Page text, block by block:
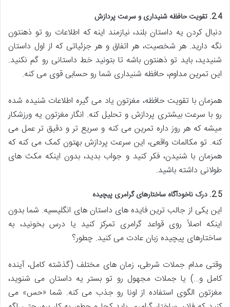
2.4. تقویت حافظه شنیداری و سرعت پردازش
دنبال کردن یه داستان بلند، نیازمند اینه که اطلاعات رو تو ذهنتون
نگه دارید. هر شخصیت، هر اتفاق و هر جزئیاتی که از اول داستان
شنیدید، باید تو ذهنتون باشه تا بتونید خط داستانی رو گم نکنید.
این تمرین مداوم، حافظه شنیداری شما رو حسابی قوی می کنه.
همزمان با تقویت حافظه، مغزتون یاد می گیره اطلاعات شنیده شده
رو با سرعت بیشتری پردازش و تحلیل کنه. انگار مغزتون یه ورزشکار
میشه که هر روز داره تمرین می کنه و سریع تر و دقیق تر عمل می
کنه. تو مکالمات واقعی، این سرعت پردازش بهتون کمک می کنه که
همزمان با شنیدن، فکر کنید و جواب بدید، بدون اینکه مکث های
طولانی داشته باشید.
2.5. درک ناخودآگاه ساختارهای گرامری پیچیده
این یکی از جالب ترین فایده های داستان های انگلیسیه. شما بدون
اینکه اصلاً روی قواعد گرامری تمرکز کنید یا درس بخونید، به
ساختارهای پیچیده زبان عادت می کنید. چطور؟
وقتی مدام جملات شرطی، زمان های مختلف (گذشته کامل، آینده
کامل و…) یا جملات مجهول رو تو بستر یه داستان می شنوید،
مغزتون الگوی استفاده از اونا رو جذب می کنه. شما «حس» می